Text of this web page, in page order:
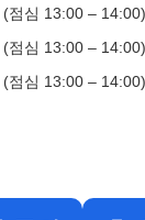
점심 13:00 – 14:00)
점심 13:00 – 14:00)
점심 13:00 – 14:00)